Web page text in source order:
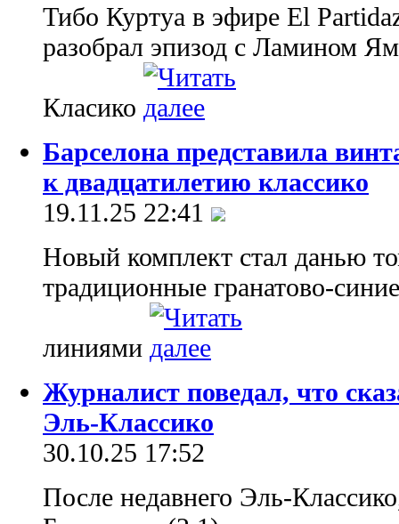
Тибо Куртуа в эфире El
разобрал эпизод с Ламином
Класико
Барселона представила
к двадцатилетию классико
19.11.25 22:41
Новый комплект стал данью
традиционные гранатово-
линиями
Журналист поведал, что
Эль-Классико
30.10.25 17:52
После недавнего Эль-